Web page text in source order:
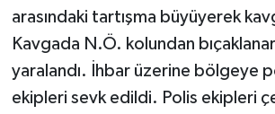
arasındaki tartışma büyüyerek
Kavgada N.Ö. kolundan
yaralandı. İhbar üzerine bölgeye
ekipleri sevk edildi. Polis ekipleri